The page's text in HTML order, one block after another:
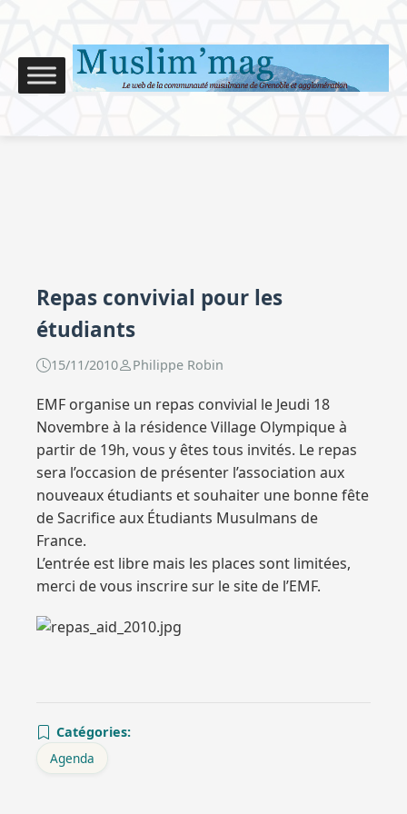
Repas convivial pour les
étudiants
15/11/2010 Philippe Robin
EMF organise un repas convivial le Jeudi 18
Novembre à la résidence Village Olympique à
partir de 19h, vous y êtes tous invités. Le repas
sera l’occasion de présenter l’association aux
nouveaux étudiants et souhaiter une bonne fête
de Sacrifice aux Étudiants Musulmans de
France.
L’entrée est libre mais les places sont limitées,
merci de vous inscrire sur le site de l’EMF.
Catégories:
Agenda